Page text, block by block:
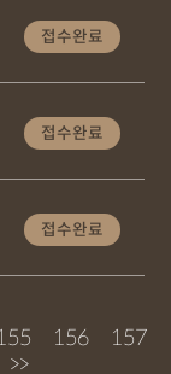
접수완료
접수완료
접수완료
156
157
>>